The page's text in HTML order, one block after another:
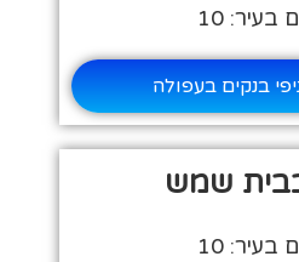
10
בנקים בעפולה
שמש
10